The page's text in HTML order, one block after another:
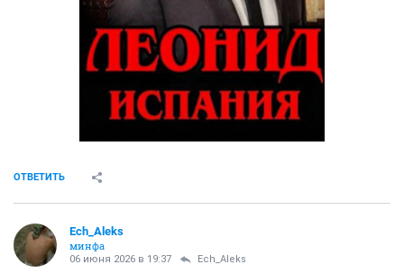
ОТВЕТИТЬ
Ech_Aleks
минфа
06 июня 2026 в 19:37 Ech_Aleks